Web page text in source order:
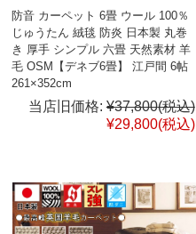
防音 カーペット 6畳 ウール 100％
じゅうたん 絨毯 防炎 日本製 丸巻
き 厚手 シンプル 六畳 天然素材 羊
毛 OSM【デネブ6畳】 江戸間 6帖
261×352cm
当店旧価格: ¥37,800(税込)
¥29,800(税込)